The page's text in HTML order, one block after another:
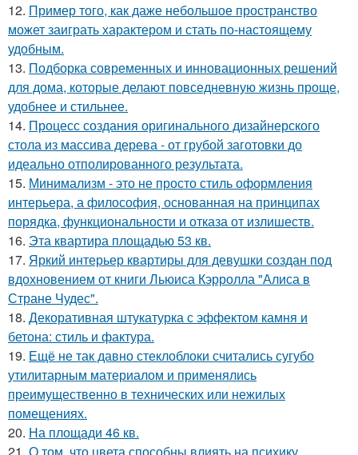
12. Пример того, как даже небольшое пространство
может заиграть характером и стать по-настоящему
удобным.
13. Подборка современных и инновационных решений
для дома, которые делают повседневную жизнь проще,
удобнее и стильнее.
14. Процесс создания оригинального дизайнерского
стола из массива дерева - от грубой заготовки до
идеально отполированного результата.
15. Минимализм - это не просто стиль оформления
интерьера, а философия, основанная на принципах
порядка, функциональности и отказа от излишеств.
16. Эта квартира площадью 53 кв.
17. Яркий интерьер квартиры для девушки создан под
вдохновением от книги Льюиса Кэрролла "Алиса в
Стране Чудес".
18. Декоративная штукатурка с эффектом камня и
бетона: стиль и фактура.
19. Ещё не так давно стеклоблоки считались сугубо
утилитарным материалом и применялись
преимущественно в технических или нежилых
помещениях.
20. На площади 46 кв.